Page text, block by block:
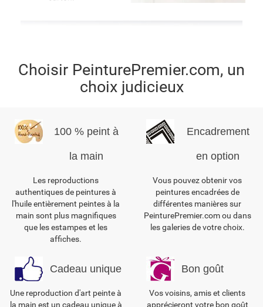
Choisir PeinturePremier.com, un
choix judicieux
100 % peint à
la main
Les reproductions
authentiques de peintures à
l'huile entièrement peintes à la
main sont plus magnifiques
que les estampes et les
affiches.
Encadrement
en option
Vous pouvez obtenir vos
peintures encadrées de
différentes manières sur
PeinturePremier.com ou dans
les galeries de votre choix.
Cadeau unique
Une reproduction d'art peinte à
la main est un cadeau unique à
Bon goût
Vos voisins, amis et clients
apprécieront votre bon goût